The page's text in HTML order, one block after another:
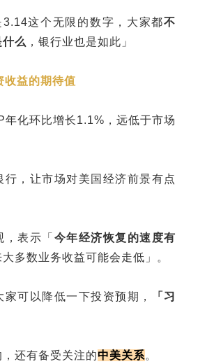
3.14这个无限的数字，大家都不
么 ，银行业也是如此」
收益的期待值
年化环比增长1.1%，远低于市场
行，让市场对美国经济前景有点
表示「 今年经济恢复的速度有
大多数业务收益可能会走低」。
可以降低一下投资预期，
「习
还有备受关注的中美关系。